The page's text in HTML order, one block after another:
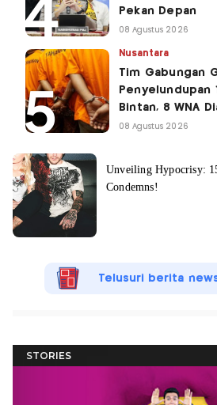
Pekan Depan
08 Agustus 2026
Nusantara
Tim Gabungan
Penyelundupan
Bintan, 8 WNA
08 Agustus 2026
Telusuri berita